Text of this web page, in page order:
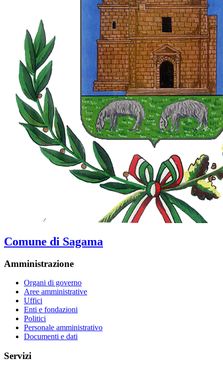
Comune di Sagama
Amministrazione
Organi di governo
Aree amministrative
Uffici
Enti e fondazioni
Politici
Personale amministrativo
Documenti e dati
Servizi